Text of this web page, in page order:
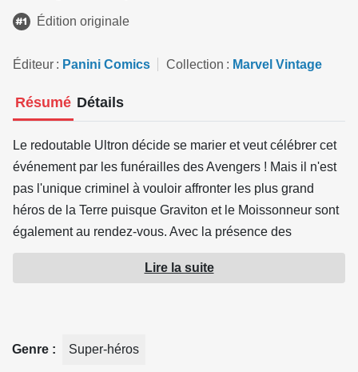
Édition originale
Éditeur Panini Comics Collection Marvel Vintage
Résumé Détails
Le redoutable Ultron décide se marier et veut célébrer cet
événement par les funérailles des Avengers ! Mais il n'est
pas l'unique criminel à vouloir affronter les plus grand
héros de la Terre puisque Graviton et le Moissonneur sont
également au rendez-vous. Avec la présence des
Champions et des Défenseurs.
Lire la suite
Genre Super-héros